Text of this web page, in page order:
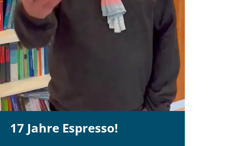
17 Jahre Espresso!